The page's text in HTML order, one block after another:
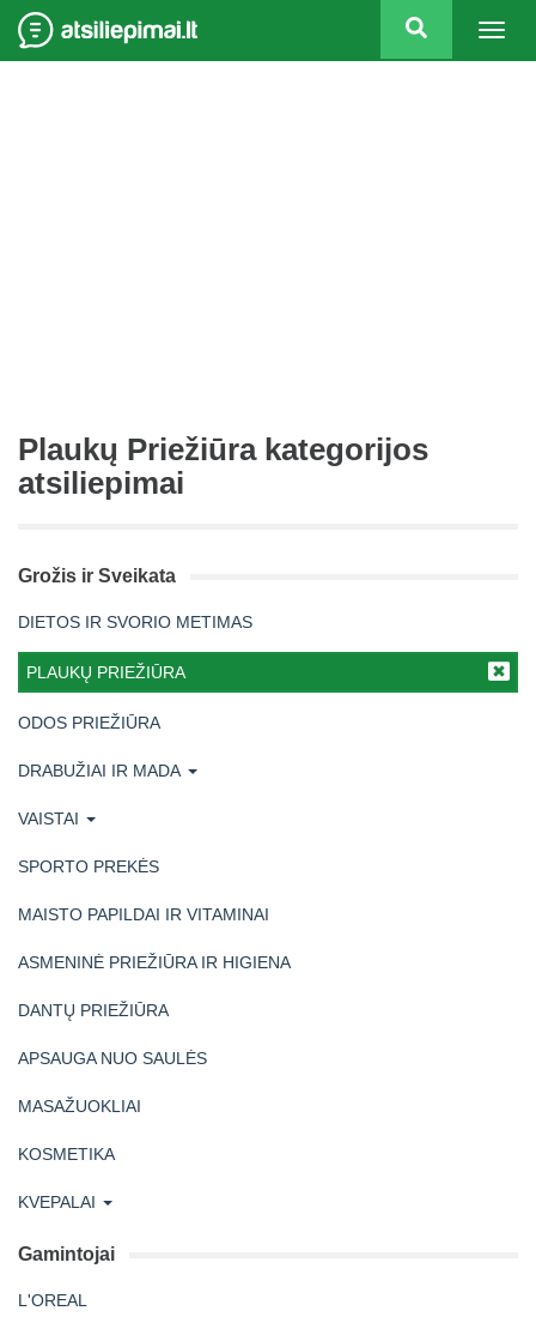
Plaukų Priežiūra kategorijos
atsiliepimai
Grožis ir Sveikata
DIETOS IR SVORIO METIMAS
PLAUKŲ PRIEŽIŪRA
ODOS PRIEŽIŪRA
DRABUŽIAI IR MADA
VAISTAI
SPORTO PREKĖS
MAISTO PAPILDAI IR VITAMINAI
ASMENINĖ PRIEŽIŪRA IR HIGIENA
DANTŲ PRIEŽIŪRA
APSAUGA NUO SAULĖS
MASAŽUOKLIAI
KOSMETIKA
KVEPALAI
Gamintojai
L'OREAL